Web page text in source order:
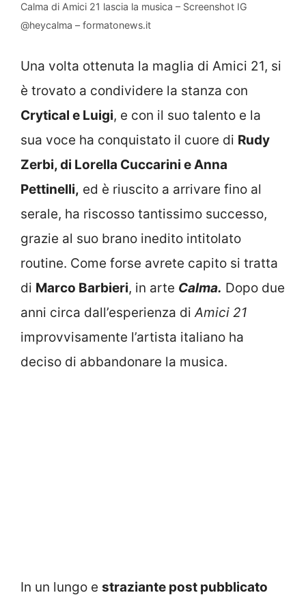
Calma di Amici 21 lascia la musica – Screenshot IG
@heycalma – formatonews.it
Una volta ottenuta la maglia di Amici 21, si
è trovato a condividere la stanza con
Crytical e Luigi, e con il suo talento e la
sua voce ha conquistato il cuore di Rudy
Zerbi, di Lorella Cuccarini e Anna
Pettinelli, ed è riuscito a arrivare fino al
serale, ha riscosso tantissimo successo,
grazie al suo brano inedito intitolato
routine. Come forse avrete capito si tratta
di Marco Barbieri, in arte Calma. Dopo due
anni circa dall’esperienza diAmici 21
improvvisamente l’artista italiano ha
deciso di abbandonare la musica.
In un lungo e straziante post pubblicato